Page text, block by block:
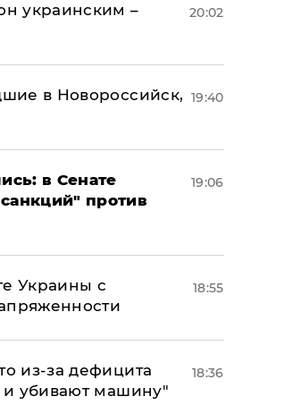
украинским –
20:02
в Новороссийск, 19:40
в Сенате
против
19:06
Украины с
18:55
из-за дефицита
и убивают машину"
18:36